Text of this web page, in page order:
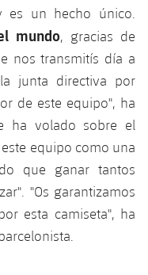
un hecho único.
mundo, gracias de
nos transmitís día a
junta directiva por
de este equipo", ha
ha volado sobre el
equipo como una
que ganar tantos
"Os garantizamos
esta camiseta", ha